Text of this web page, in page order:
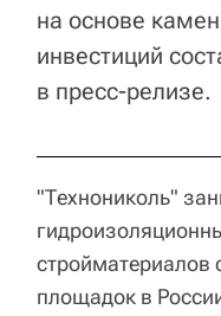
на основе
инвестиций
в пресс-релизе.
"Технониколь"
стройматериалов
площадок в